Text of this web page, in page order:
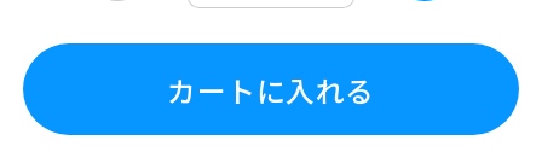
カートに入れる